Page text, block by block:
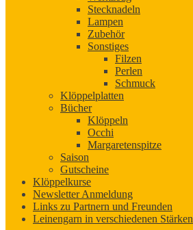
Stecknadeln
Lampen
Zubehör
Sonstiges
Filzen
Perlen
Schmuck
Klöppelplatten
Bücher
Klöppeln
Occhi
Margaretenspitze
Saison
Gutscheine
Klöppelkurse
Newsletter Anmeldung
Links zu Partnern und Freunden
Leinengarn in verschiedenen Stärken